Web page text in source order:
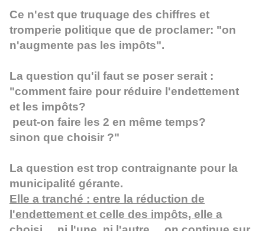
Ce n'est que truquage des chiffres et
tromperie politique que de proclamer: "on
n'augmente pas les impôts".
La question qu'il faut se poser serait :
"comment faire pour réduire l'endettement
et les impôts?
peut-on faire les 2 en même temps?
sinon que choisir ?"
La question est trop contraignante pour la
municipalité gérante.
Elle a tranché : entre la réduction de
l'endettement et celle des impôts, elle a